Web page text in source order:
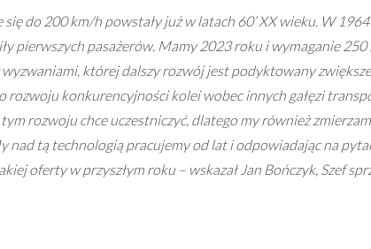
się do 200 km/h powstały już w latach 60’ XX wieku. W
pierwszych pasażerów. Mamy 2023 roku i wymaganie 250
wyzwaniami, której dalszy rozwój jest podyktowany
rozwoju konkurencyjności kolei wobec innych gałęzi
rozwoju chce uczestniczyć, dlatego my również
nad tą technologią pracujemy od lat i odpowiadając na
oferty w przyszłym roku – wskazał Jan Bończyk, Szef